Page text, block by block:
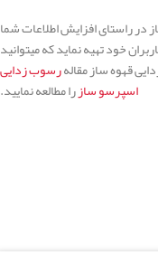
راستای افزایش اطلاعات شما
خود تهیه نماید که میتوانید
قهوه ساز مقالهرسوب زدایی
اسپرسو سازرا مطالعه نمایید.